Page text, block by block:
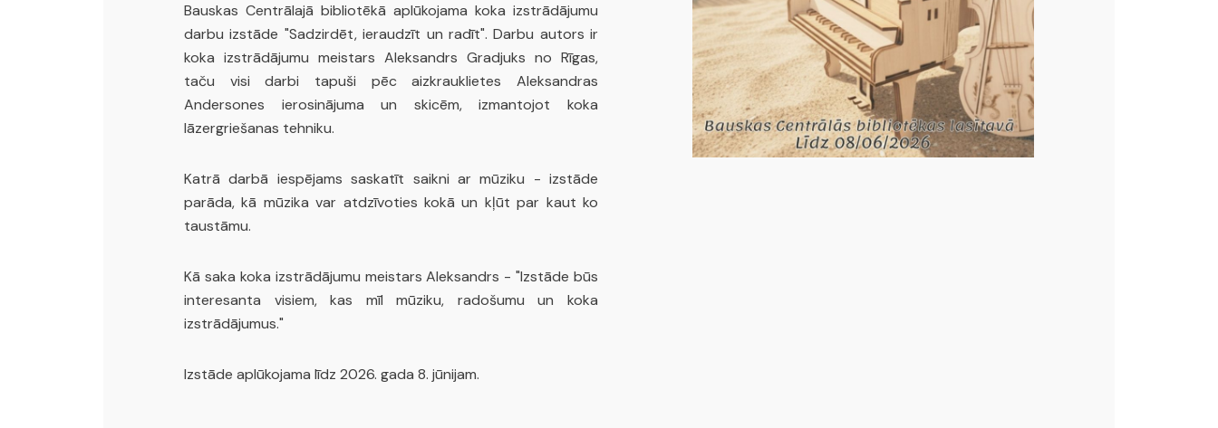
Bauskas Centrālajā bibliotēkā aplūkojama koka izstrādājumu
darbu izstāde "Sadzirdēt, ieraudzīt un radīt". Darbu autors ir
koka izstrādājumu meistars Aleksandrs Gradjuks no Rīgas,
taču visi darbi tapuši pēc aizkrauklietes Aleksandras
Andersones ierosinājuma un skicēm, izmantojot koka
lāzergriešanas tehniku.
Katrā darbā iespējams saskatīt saikni ar mūziku - izstāde
parāda, kā mūzika var atdzīvoties kokā un kļūt par kaut ko
taustāmu.
Kā saka koka izstrādājumu meistars Aleksandrs - "Izstāde būs
interesanta visiem, kas mīl mūziku, radošumu un koka
izstrādājumus."
Izstāde aplūkojama līdz 2026. gada 8. jūnijam.